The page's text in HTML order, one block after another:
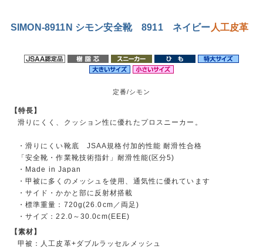
SIMON-8911N シモン安全靴 8911 ネイビー 人工皮革
定番/シモン
【特長】
滑りにくく、クッション性に優れたプロスニーカー。
・滑りにくい靴底 JSAA規格付加的性能 耐滑性合格
「安全靴・作業靴技術指針」耐滑性能(区分5)
・Made in Japan
・甲被に多くのメッシュを使用、通気性に優れています
・サイド・かかと部に反射材搭載
・標準重量：720g(26.0cm／両足)
・サイズ：22.0～30.0cm(EEE)
【素材】
甲被：人工皮革+ダブルラッセルメッシュ